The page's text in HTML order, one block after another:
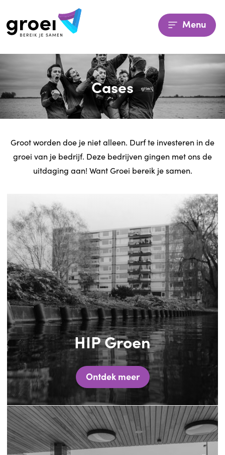
Menu
Cases
Groot worden doe je niet alleen. Durf te investeren in de
groei van je bedrijf. Deze bedrijven gingen met ons de
uitdaging aan! Want Groei bereik je samen.
HIP Groen
Ontdek meer